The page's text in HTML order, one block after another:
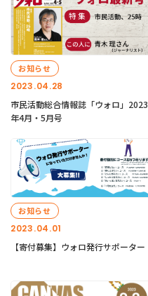
2023.04.28
お知らせ
市民活動総合情報誌「ウォロ」2023
年4月・5月号
2023.04.01
お知らせ
【寄付募集】ウォロ発行サポーター